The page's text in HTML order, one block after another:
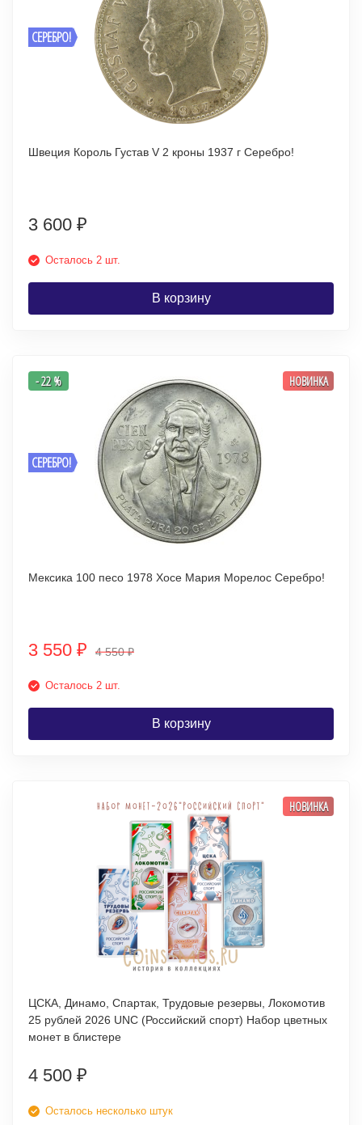
СЕРЕБРО!
Швеция Король Густав V 2 кроны 1937 г Серебро!
3 600 ₽
Осталось 2 шт.
В корзину
СЕРЕБРО!
- 22 % НОВИНКА
Мексика 100 песо 1978 Хосе Мария Морелос Серебро!
3 550 ₽ 4 550₽
Осталось 2 шт.
В корзину
НОВИНКА
ЦСКА, Динамо, Спартак, Трудовые резервы, Локомотив
25 рублей 2026 UNC (Российский спорт) Набор цветных
монет в блистере
4 500 ₽
Осталось несколько штук